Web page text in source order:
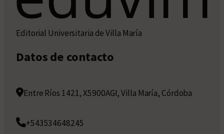
Editorial Universitaria de Villa María
Datos de contacto
Entre Ríos 1421, X5900AGI, Villa María, Córdoba
+543534648245